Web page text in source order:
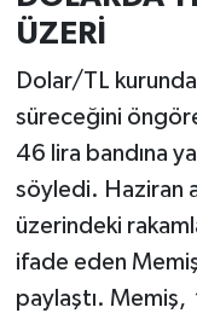
ÜZERİ
Dolar/TL
süreceğini
46 lira bandına
söyledi. Haziran
üzerindeki
ifade eden
paylaştı. Memiş,